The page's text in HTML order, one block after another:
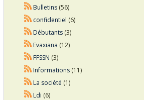
Bulletins(56)
confidentiel (6)
Débutants(3)
Evaxiana (12)
FFSSN (3)
Informations(11)
La société (1)
Ldi (6)